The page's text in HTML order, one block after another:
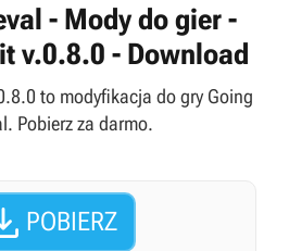
- Mody do gier -
v.0.8.0 - Download
to modyfikacja do gry Going
Pobierz za darmo.
POBIERZ